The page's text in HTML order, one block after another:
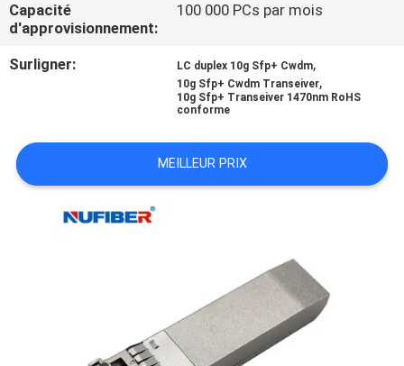
CONTACTEZ-
NOUS
DEMANDEZ
CITATION
Capacité
d'approvisionnement:
100 000 PCs par mois
Surligner: LC duplex 10g Sfp+ Cwdm,
10g Sfp+ Cwdm Transeiver,
10g Sfp+ Transeiver 1470nm RoHS
conforme
MEILLEUR PRIX